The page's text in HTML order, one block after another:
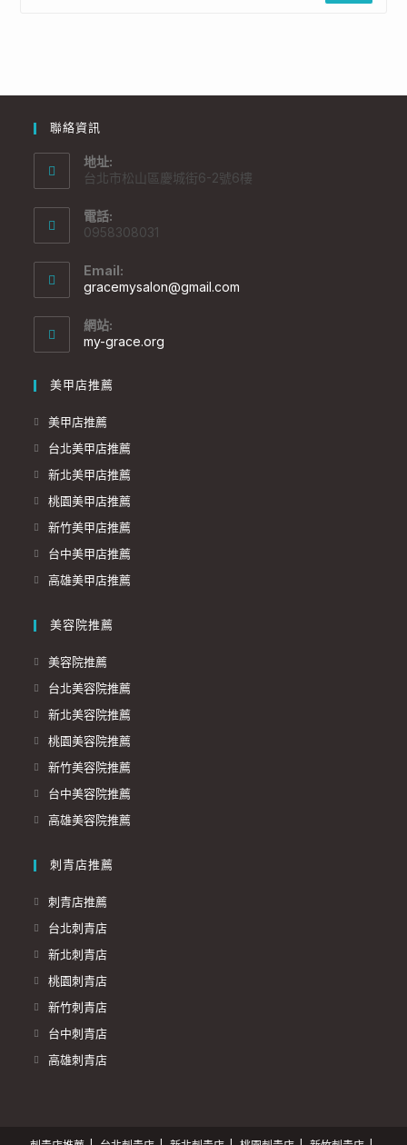
聯絡資訊
地址:
台北市松山區慶城街6-2號6樓
電話:
0958308031
Email:
gracemysalon@gmail.com
網站:
my-grace.org
美甲店推薦
美甲店推薦
台北美甲店推薦
新北美甲店推薦
桃園美甲店推薦
新竹美甲店推薦
台中美甲店推薦
高雄美甲店推薦
美容院推薦
美容院推薦
台北美容院推薦
新北美容院推薦
桃園美容院推薦
新竹美容院推薦
台中美容院推薦
高雄美容院推薦
刺青店推薦
刺青店推薦Opens
in
台北刺青店Opens
in
新北刺青店Opens
in
桃園刺青店Opens
in
新竹刺青店Opens
in
台中刺青店Opens
in
高雄刺青店Opens